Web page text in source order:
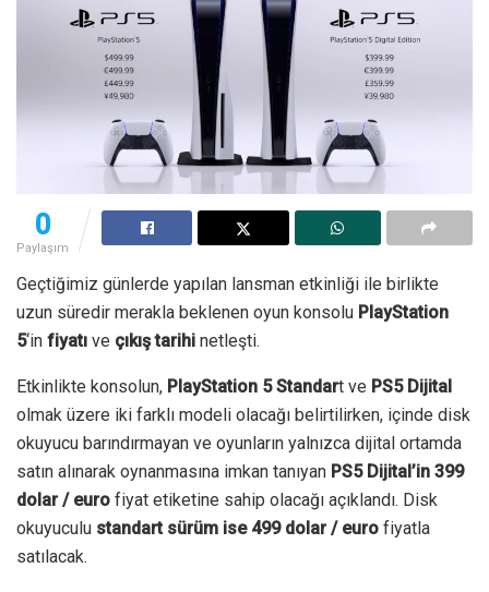
0
Paylaşım
Geçtiğimiz günlerde yapılan lansman etkinliği ile birlikte
uzun süredir merakla beklenen oyun konsolu PlayStation
5‘in fiyatı ve çıkış tarihi netleşti.
Etkinlikte konsolun, PlayStation 5 Standart ve PS5 Dijital
olmak üzere iki farklı modeli olacağı belirtilirken, içinde disk
okuyucu barındırmayan ve oyunların yalnızca dijital ortamda
satın alınarak oynanmasına imkan tanıyan PS5 Dijital’in 399
dolar / euro fiyat etiketine sahip olacağı açıklandı. Disk
okuyuculu standart sürüm ise 499 dolar / euro fiyatla
satılacak.